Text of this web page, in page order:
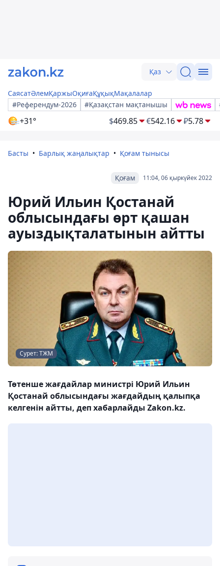
Қаз
СаясатӘлемҚаржыОқиғаҚұқықМақалалар
#Референдум-2026
#Қазақстан мақтанышы
+31° $469.85 €542.16 ₽5.78
Басты Барлық жаңалықтар Қоғам тынысы
11:04, 06 қыркүйек 2022
Қоғам
Юрий Ильин Қостанай
облысындағы өрт қашан
ауыздықталатынын айтты
Сурет: ТЖМ
Төтенше жағдайлар министрі Юрий Ильин
Қостанай облысындағы жағдайдың қалыпқа
келгенін айтты, деп хабарлайды Zakon.kz.